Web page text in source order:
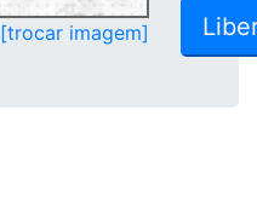
[trocar imagem]